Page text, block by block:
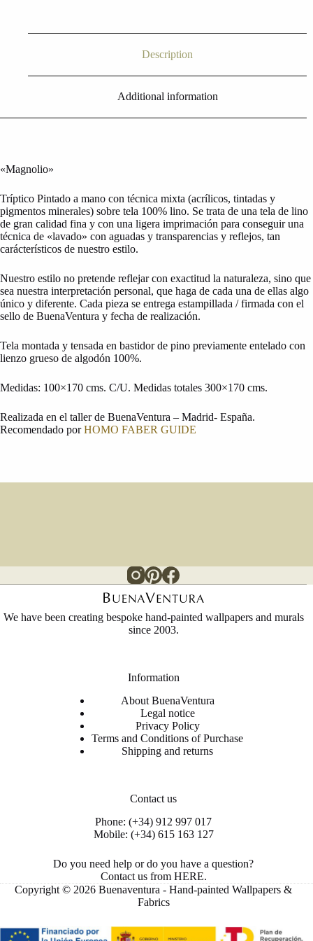
Description
Additional information
«Magnolio»
Tríptico Pintado a mano con técnica mixta (acrílicos, tintadas y
pigmentos minerales) sobre tela 100% lino. Se trata de una tela de lino
de gran calidad fina y con una ligera imprimación para conseguir una
técnica de «lavado» con aguadas y transparencias y reflejos, tan
carácterísticos de nuestro estilo.
Nuestro estilo no pretende reflejar con exactitud la naturaleza, sino que
sea nuestra interpretación personal, que haga de cada una de ellas algo
único y diferente. Cada pieza se entrega estampillada / firmada con el
sello de BuenaVentura y fecha de realización.
Tela montada y tensada en bastidor de pino previamente entelado con
lienzo grueso de algodón 100%.
Medidas: 100×170 cms. C/U. Medidas totales 300×170 cms.
Realizada en el taller de BuenaVentura – Madrid- España.
Recomendado porHOMO FABER GUIDE
We have been creating bespoke hand-painted wallpapers and murals
since 2003.
Information
About BuenaVentura
Legal notice
Privacy Policy
Terms and Conditions of Purchase
Shipping and returns
Contact us
Phone: (+34) 912 997 017
Mobile: (+34) 615 163 127
Do you need help or do you have a question?
Contact us from HERE.
Copyright © 2026 Buenaventura - Hand-painted Wallpapers &
Fabrics